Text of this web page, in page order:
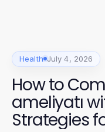
Health July 4, 2026
How to
ameliyatı
Strategies